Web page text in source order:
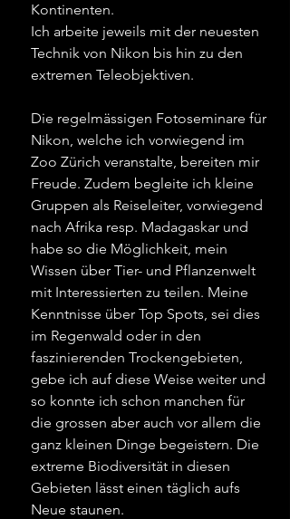
Kontinenten.
Ich arbeite jeweils mit der neuesten
Technik von Nikon bis hin zu den
extremen Teleobjektiven.
Die regelmässigen Fotoseminare für
Nikon, welche ich vorwiegend im
Zoo Zürich veranstalte, bereiten mir
Freude. Zudem begleite ich kleine
Gruppen als Reiseleiter, vorwiegend
nach Afrika resp. Madagaskar und
habe so die Möglichkeit, mein
Wissen über Tier- und Pflanzenwelt
mit Interessierten zu teilen. Meine
Kenntnisse über Top Spots, sei dies
im Regenwald oder in den
faszinierenden Trockengebieten,
gebe ich auf diese Weise weiter und
so konnte ich schon manchen für
die grossen aber auch vor allem die
ganz kleinen Dinge begeistern. Die
extreme Biodiversität in diesen
Gebieten lässt einen täglich aufs
Neue staunen.